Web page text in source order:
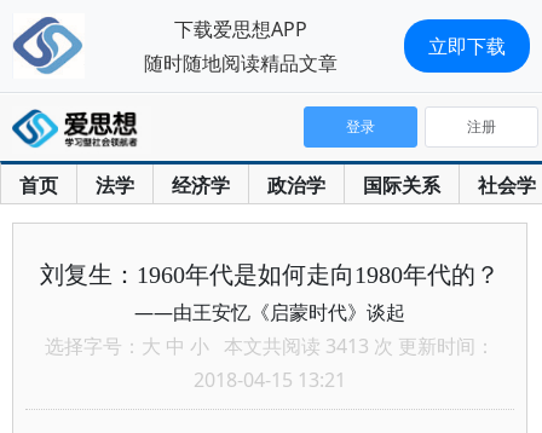
首页 法学 经济学 政治学 国际关系 社会学
登录 注册
刘复生：1960年代是如何走向1980年代的？
——由王安忆《启蒙时代》谈起
选择字号： 大 中 小 本文共阅读 3413 次 更新时间：
2018-04-15 13:21
下载爱思想APP
随时随地阅读精品文章
立即下载